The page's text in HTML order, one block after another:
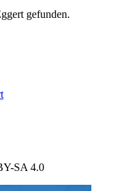
gefunden.
SA 4.0